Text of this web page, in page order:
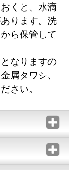
くと、水滴
ります。洗
ら保管して
なりますの
属タワシ、
さい。